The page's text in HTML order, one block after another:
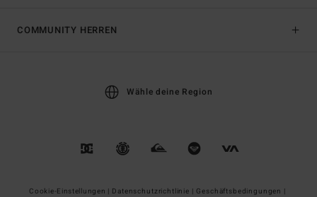
COMMUNITY HERREN
Wähle deine Region
Cookie-Einstellungen | Datenschutzrichtlinie | Geschäftsbedingungen |